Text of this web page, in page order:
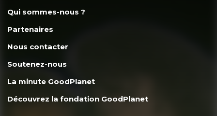
Qui sommes-nous ?
Partenaires
Nous contacter
Soutenez-nous
La minute GoodPlanet
Découvrez la fondation GoodPlanet